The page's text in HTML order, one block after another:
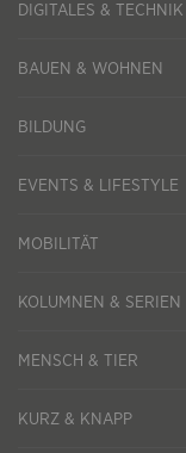
DIGITALES & TECHNIK
BAUEN & WOHNEN
BILDUNG
EVENTS & LIFESTYLE
MOBILITÄT
KOLUMNEN & SERIEN
MENSCH & TIER
KURZ & KNAPP